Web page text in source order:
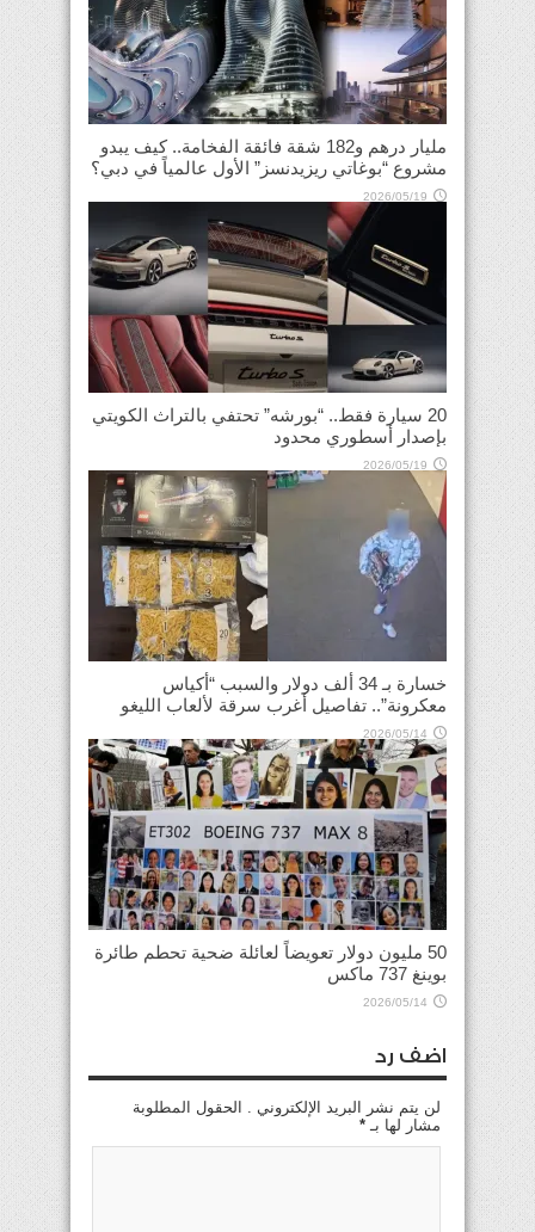
مليار درهم و182 شقة فائقة الفخامة.. كيف يبدو
مشروع “بوغاتي ريزيدنسز” الأول عالمياً في دبي؟
2026/05/19
20 سيارة فقط.. “بورشه” تحتفي بالتراث الكويتي
بإصدار أسطوري محدود
2026/05/19
خسارة بـ 34 ألف دولار والسبب “أكياس
معكرونة”.. تفاصيل أغرب سرقة لألعاب الليغو
2026/05/14
50 مليون دولار تعويضاً لعائلة ضحية تحطم طائرة
بوينغ 737 ماكس
2026/05/14
اضف رد
لن يتم نشر البريد الإلكتروني . الحقول المطلوبة
مشار لها بـ *